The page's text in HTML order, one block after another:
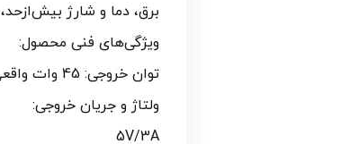
برق، دما و شارژ
ویژگی‌های فنی محصول:
توان خروجی: 45 وات واقعی
ولتاژ و جریان خروجی:
5V/3A